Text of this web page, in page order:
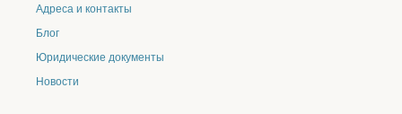
рыба 4%),
пшеница,
растительные волокна (источник клетчатки),
жир куриный,
Адреса и контакты
Блог
Юридические документы
Новости